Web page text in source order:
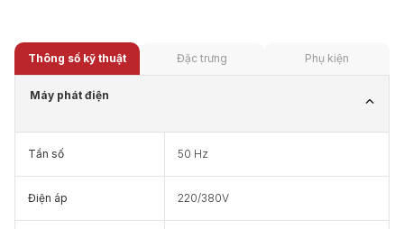
Thông số kỹ thuật Đặc trưng Phụ kiện
Máy phát điện
Tần số 50 Hz
Điện áp 220/380V